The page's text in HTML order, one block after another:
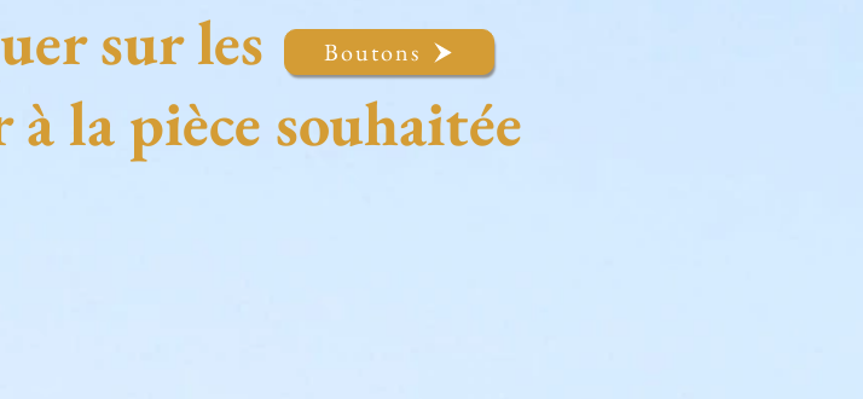
sur les
à la pièce souhaitée
Boutons